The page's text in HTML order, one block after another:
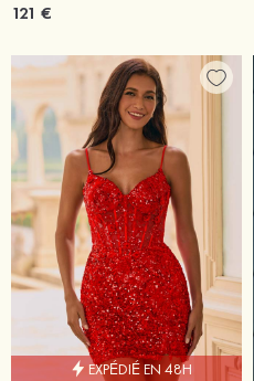
121 €
EXPÉDIÉ EN 48H